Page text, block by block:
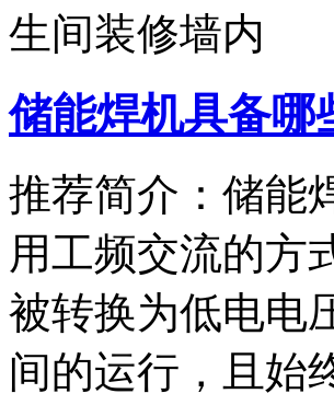
生间装修墙内
储能焊机具备
推荐简介：储能
用工频交流的方
被转换为低电电
间的运行，且始